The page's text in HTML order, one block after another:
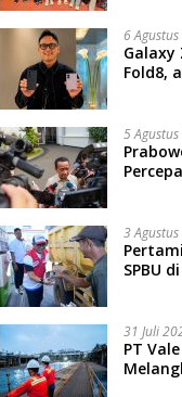
6
Galaxy
Fold8,
5
3
SPBU
31 Juli
PT